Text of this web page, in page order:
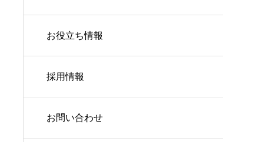
お役立ち情報
採用情報
お問い合わせ